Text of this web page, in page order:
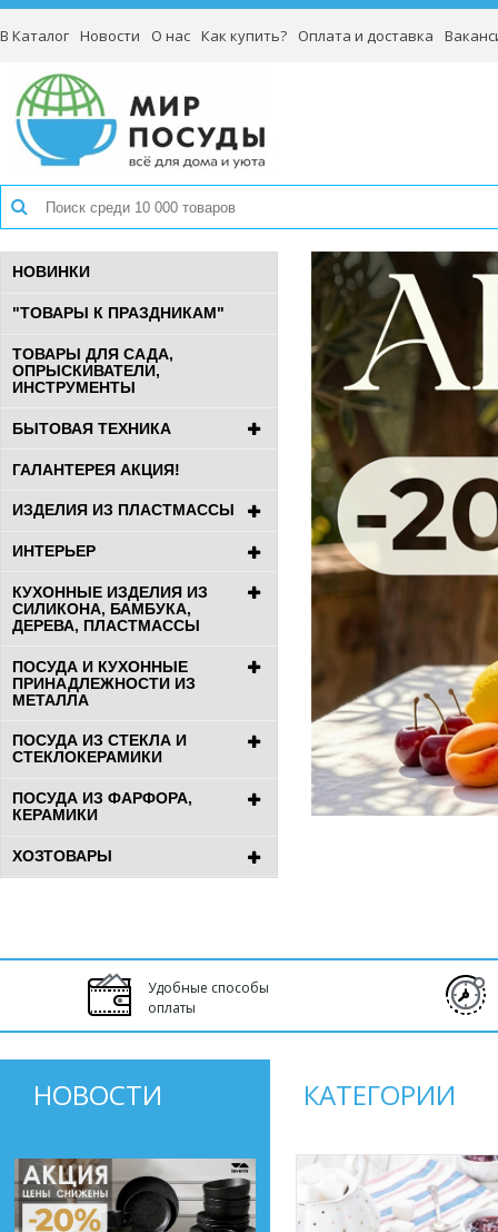
В Каталог Новости О нас Как купить? Оплата и доставка
НОВИНКИ
"ТОВАРЫ К ПРАЗДНИКАМ"
ТОВАРЫ ДЛЯ САДА,
ОПРЫСКИВАТЕЛИ,
ИНСТРУМЕНТЫ
БЫТОВАЯ ТЕХНИКА
ГАЛАНТЕРЕЯ АКЦИЯ!
ИЗДЕЛИЯ ИЗ ПЛАСТМАССЫ
ИНТЕРЬЕР
КУХОННЫЕ ИЗДЕЛИЯ ИЗ
СИЛИКОНА, БАМБУКА,
ДЕРЕВА, ПЛАСТМАССЫ
ПОСУДА И КУХОННЫЕ
ПРИНАДЛЕЖНОСТИ ИЗ
МЕТАЛЛА
ПОСУДА ИЗ СТЕКЛА И
СТЕКЛОКЕРАМИКИ
ПОСУДА ИЗ ФАРФОРА,
КЕРАМИКИ
ХОЗТОВАРЫ
Удобные способы
оплаты
НОВОСТИ КАТЕГОРИИ